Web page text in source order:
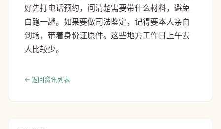
好先打电话预约，问清楚需要带什么材料，避免
白跑一趟。如果要做司法鉴定，记得要本人亲自
到场，带着身份证原件。这些地方工作日上午去
人比较少。
← 返回资讯列表